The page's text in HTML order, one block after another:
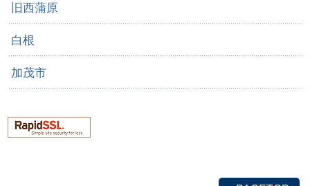
旧西蒲原
白根
加茂市